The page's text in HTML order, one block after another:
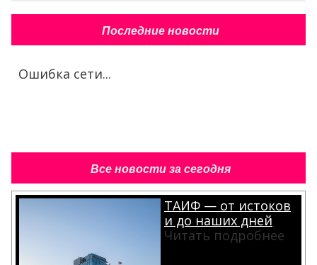
Последние новости
Ошибка сети...
Все новости за сегодня
ТАИФ — от истоков
и до наших дней
Читать подробнее